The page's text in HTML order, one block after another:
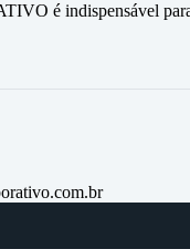
é indispensável